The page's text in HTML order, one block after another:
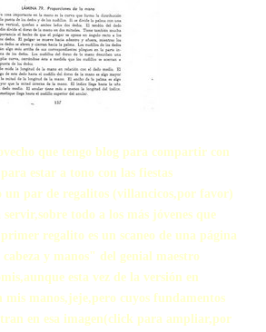
que tengo blog para compartir con
estar a tono con las fiestas
un par de regalitos (villancicos,por favor)
servir,sobre todo a los más jóvenes que
regalito es un scaneo de una página
y manos" del genial maestro
esta vez de la versión en
mis manos,jeje,pero cuyos fundamentos
en esa imagen(click para ampliar,por